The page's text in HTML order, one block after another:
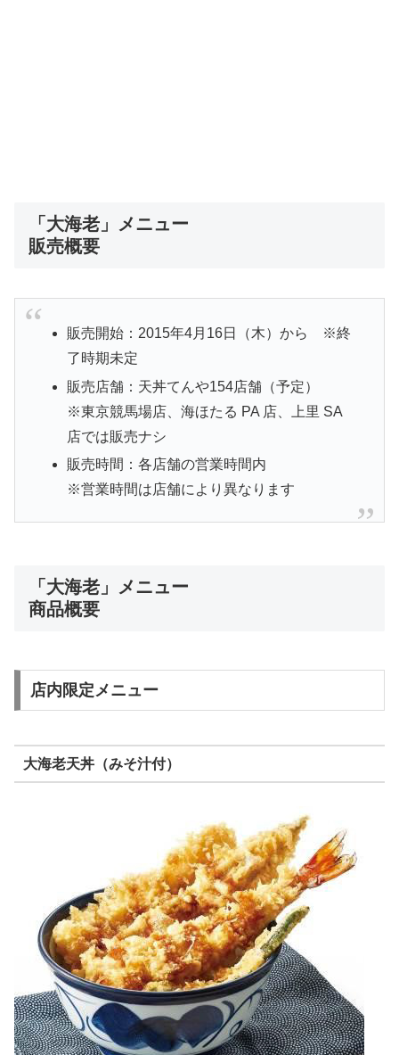
「大海老」メニュー
販売概要
販売開始：2015年4月16日（木）から ※終
了時期未定
販売店舗：天丼てんや154店舗（予定）
※東京競馬場店、海ほたる PA 店、上里 SA
店では販売ナシ
販売時間：各店舗の営業時間内
※営業時間は店舗により異なります
「大海老」メニュー
商品概要
店内限定メニュー
大海老天丼（みそ汁付）